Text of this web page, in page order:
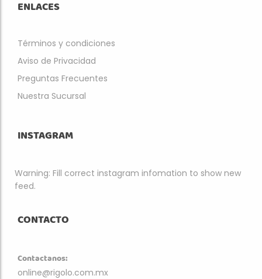
ENLACES
Términos y condiciones
Aviso de Privacidad
Preguntas Frecuentes
Nuestra Sucursal
INSTAGRAM
Warning: Fill correct instagram infomation to show new
feed.
CONTACTO
Contactanos:
online@rigolo.com.mx